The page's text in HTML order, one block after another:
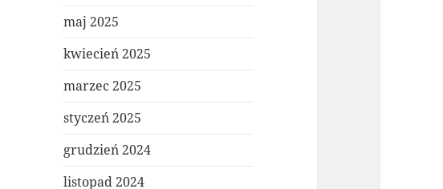
maj 2025
kwiecień 2025
marzec 2025
styczeń 2025
grudzień 2024
listopad 2024